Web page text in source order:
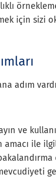
için sizi
adım
ve
ile